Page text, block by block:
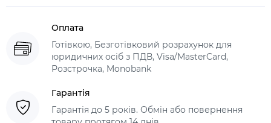
Оплата
Готівкою, Безготівковий розрахунок для
юридичних осіб з ПДВ, Visa/MasterCard,
Розстрочка, Monobank
Гарантія
Гарантія до 5 років. Обмін або повернення